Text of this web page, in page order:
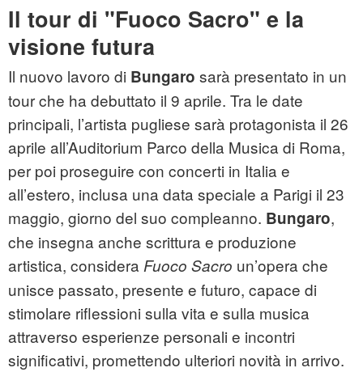
Il tour di "Fuoco Sacro" e la
visione futura
Il nuovo lavoro di Bungaro sarà presentato in un
tour che ha debuttato il 9 aprile. Tra le date
principali, l’artista pugliese sarà protagonista il 26
aprile all’Auditorium Parco della Musica di Roma,
per poi proseguire con concerti in Italia e
all’estero, inclusa una data speciale a Parigi il 23
maggio, giorno del suo compleanno. Bungaro,
che insegna anche scrittura e produzione
artistica, considera Fuoco Sacro un’opera che
unisce passato, presente e futuro, capace di
stimolare riflessioni sulla vita e sulla musica
attraverso esperienze personali e incontri
significativi, promettendo ulteriori novità in arrivo.